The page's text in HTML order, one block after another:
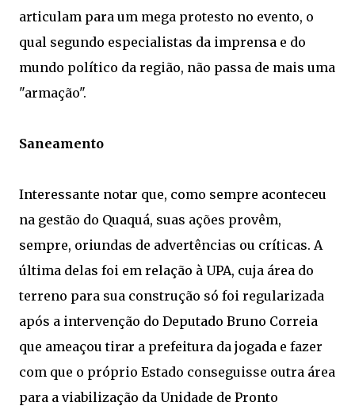
articulam para um mega protesto no evento, o
qual segundo especialistas da imprensa e do
mundo político da região, não passa de mais uma
"armação".
Saneamento
Interessante notar que, como sempre aconteceu
na gestão do Quaquá, suas ações provêm,
sempre, oriundas de advertências ou críticas. A
última delas foi em relação à UPA, cuja área do
terreno para sua construção só foi regularizada
após a intervenção do Deputado Bruno Correia
que ameaçou tirar a prefeitura da jogada e fazer
com que o próprio Estado conseguisse outra área
para a viabilização da Unidade de Pronto